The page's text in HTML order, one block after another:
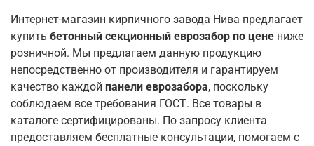
Интернет-магазин кирпичного завода Нива предлагает
купить бетонный секционный еврозабор по цене ниже
розничной. Мы предлагаем данную продукцию
непосредственно от производителя и гарантируем
качество каждой панели еврозабора, поскольку
соблюдаем все требования ГОСТ. Все товары в
каталоге сертифицированы. По запросу клиента
предоставляем бесплатные консультации, помогаем с